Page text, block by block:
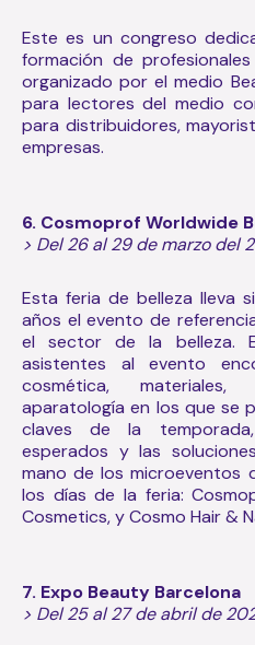
Este es un congreso
formación de
organizado por el medio
para lectores del medio
para distribuidores,
empresas.
6. Cosmoprof Worldwide
> Del 26 al 29de marzo del
Esta feria de belleza lleva
años el evento de
el sector de la belleza.
asistentes al evento
cosmética,
aparatología en los que se
claves de la
esperados y las
mano de los microeventos
los días de la feria:
Cosmetics, y Cosmo Hair &
7. Expo Beauty Barcelona
> Del 25 al 27 de abril de